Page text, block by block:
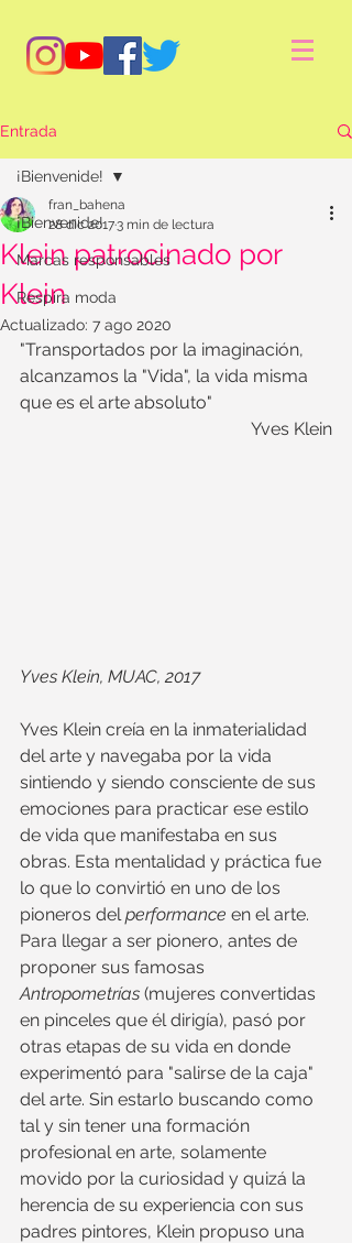
Entrada
¡Bienvenide!
Marcas responsables
Respira moda
¡Bienvenide!
Klein patrocinado por
Klein
fran_bahena
28 dic 20173 min de lectura
Actualizado: 7 ago 2020
"Transportados por la imaginación,
alcanzamos la "Vida", la vida misma
que es el arte absoluto"
Yves Klein
Yves Klein, MUAC, 2017
Yves Klein creía en la inmaterialidad
del arte y navegaba por la vida
sintiendo y siendo consciente de sus
emociones para practicar ese estilo
de vida que manifestaba en sus
obras. Esta mentalidad y práctica fue
lo que lo convirtió en uno de los
pioneros del performance en el arte.
Para llegar a ser pionero, antes de
proponer sus famosas
Antropometrías (mujeres convertidas
en pinceles que él dirigía), pasó por
otras etapas de su vida en donde
experimentó para "salirse de la caja"
del arte. Sin estarlo buscando como
tal y sin tener una formación
profesional en arte, solamente
movido por la curiosidad y quizá la
herencia de su experiencia con sus
padres pintores, Klein propuso una